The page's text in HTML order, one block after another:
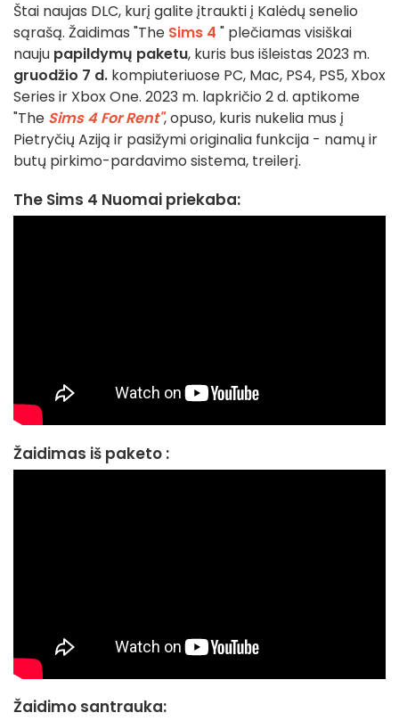
Štai naujas DLC, kurį galite įtraukti į Kalėdų senelio
sąrašą. Žaidimas "The Sims 4 " plečiamas visiškai
nauju papildymų paketu, kuris bus išleistas 2023 m.
gruodžio 7 d. kompiuteriuose PC, Mac, PS4, PS5, Xbox
Series ir Xbox One. 2023 m. lapkričio 2 d. aptikome
"The Sims 4 For Rent", opuso, kuris nukelia mus į
Pietryčių Aziją ir pasižymi originalia funkcija - namų ir
butų pirkimo-pardavimo sistema, treilerį.
The Sims 4 Nuomai priekaba:
Žaidimas iš paketo :
Žaidimo santrauka: